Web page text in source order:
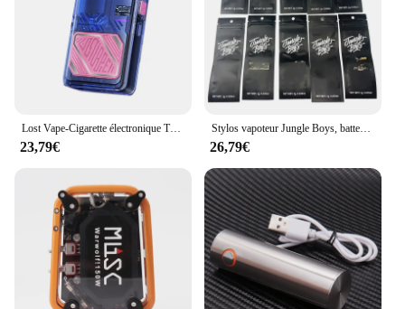
Lost Vape-Cigarette électronique Thelema Elite Art 40, kit 40W, batterie 1400mAh, cartouche 3ml E Plus
23,79€
Stylos vapoteur Jungle Boys, batterie aste, bobine en céramique, vaporisateur d'huile Afrioptics, Ecig avec emballage en boîte, 1ml, 380mAh, 5 pièces, 10 pièces
26,79€